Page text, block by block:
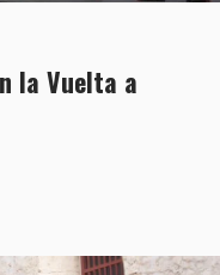
la Vuelta a